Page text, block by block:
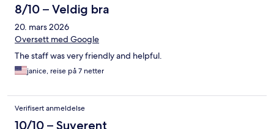
8/10 – Veldig bra
20. mars 2026
Oversett med Google
The staff was very friendly and helpful.
janice, reise på 7 netter
Verifisert anmeldelse
10/10 – Suverent